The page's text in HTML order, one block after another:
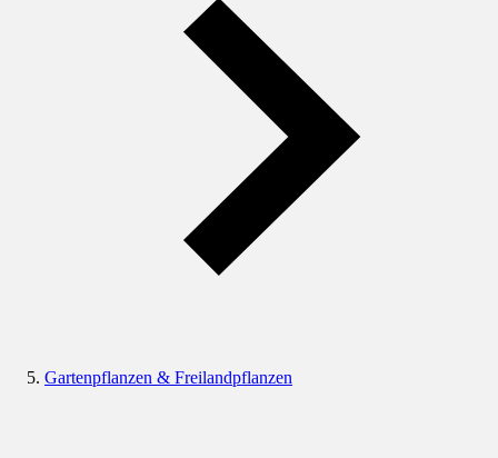
Gartenpflanzen & Freilandpflanzen